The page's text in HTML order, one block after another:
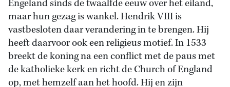
Engeland sinds de twaalfde eeuw over het eiland,
maar hun gezag is wankel. Hendrik VIII is
vastbesloten daar verandering in te brengen. Hij
heeft daarvoor ook een religieus motief. In 1533
breekt de koning na een conflict met de paus met
de katholieke kerk en richt de Church of England
op, met hemzelf aan het hoofd. Hij en zijn